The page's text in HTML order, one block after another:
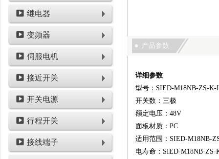
继电器
变频器
伺服电机
接近开关
开关电源
行程开关
接线端子
产品参数
详细参数
型号：SIED-M18NB-ZS-K-
开关数：三极
额定电压：48V
面板材质：PC
适用范围：SIED-M18NB-
电寿命：SIED-M18NB-ZS-